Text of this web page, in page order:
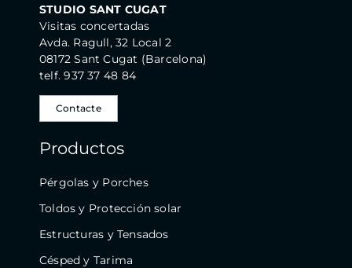
STUDIO SANT CUGAT
Visitas concertadas
Avda. Ragull, 32 Local 2
08172 Sant Cugat (Barcelona)
telf. 937 37 48 84
Contacte
Productos
Pérgolas y Porches
Toldos y Protección solar
Estructuras y Tensados
Césped y Tarima